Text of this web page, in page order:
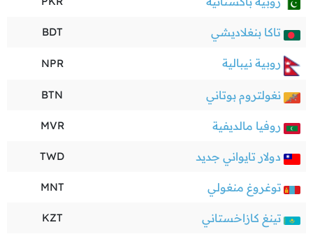
تاكا بنغلاديشي BDT
روبية نيبالية NPR
نغولتروم بوتاني BTN
روفيا مالديفية MVR
دولار تايواني جديد TWD
توغروغ منغولي MNT
تينغ كازاخستاني KZT